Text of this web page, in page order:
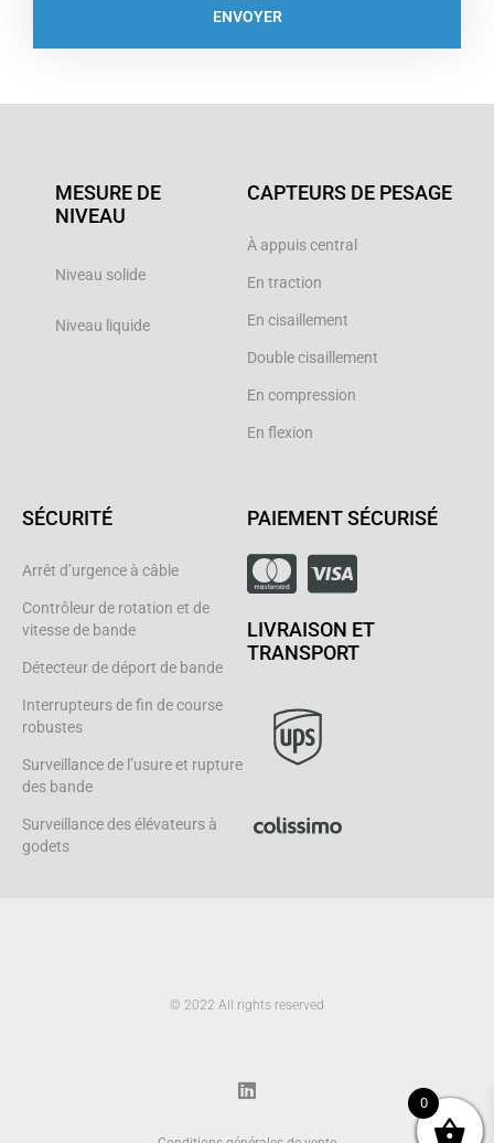
ENVOYER
MESURE DE
NIVEAU
Niveau solide
Niveau liquide
CAPTEURS DE PESAGE
À appuis central
En traction
En cisaillement
Double cisaillement
En compression
En flexion
SÉCURITÉ
Arrêt d’urgence à câble
Contrôleur de rotation et de
vitesse de bande
Détecteur de déport de bande
Interrupteurs de fin de course
robustes
Surveillance de l’usure et rupture
des bande
Surveillance des élévateurs à
godets
PAIEMENT SÉCURISÉ
LIVRAISON ET
TRANSPORT
© 2022 All rights reserved
n
k
0